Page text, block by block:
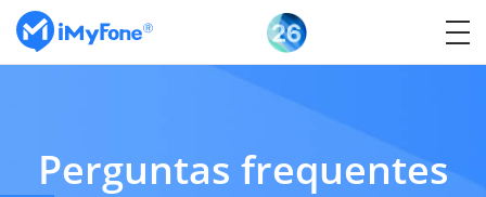
Perguntas frequentes